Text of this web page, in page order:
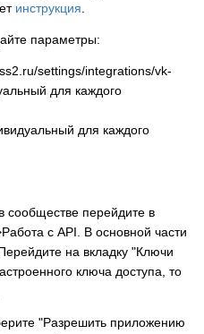
инструкция.
параметры:
settings/integrations/vk-
для каждого
для каждого
сообществе перейдите в
с API. В основной части
на вкладку "Ключи
ключа доступа, то
"Разрешить приложению